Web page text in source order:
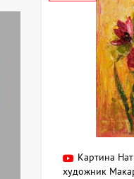
Картина
художник